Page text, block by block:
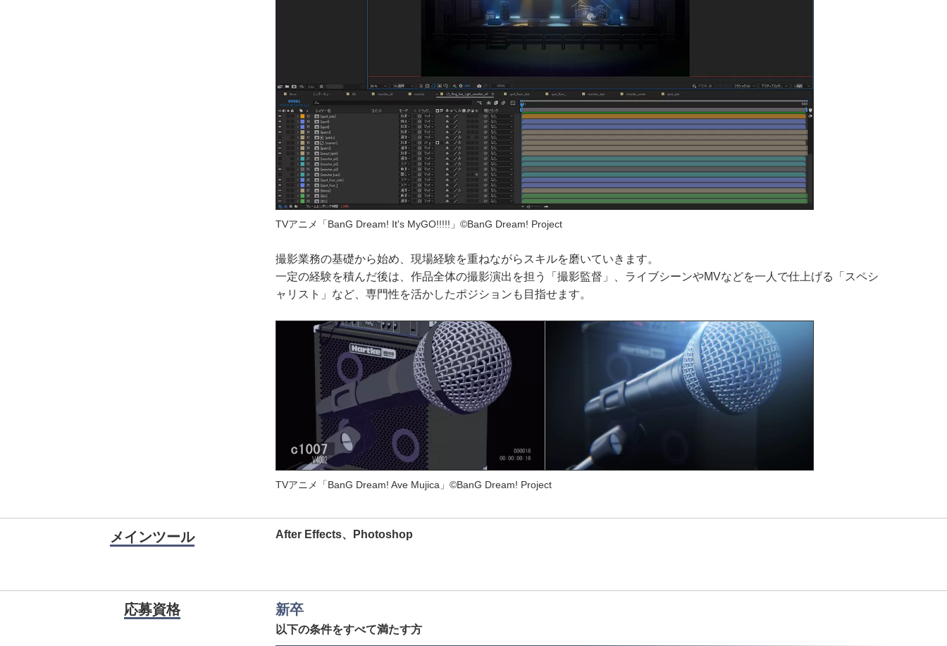
TVアニメ「BanG Dream! It's MyGO!!!!!」©BanG Dream! Project
撮影業務の基礎から始め、現場経験を重ねながらスキルを磨いていきます。
一定の経験を積んだ後は、作品全体の撮影演出を担う「撮影監督」、ライブシーンやMVなどを一人で仕上げる「スペシ
ャリスト」など、専門性を活かしたポジションも目指せます。
TVアニメ「BanG Dream! Ave Mujica」©BanG Dream! Project
メインツール After Effects、Photoshop
応募資格 新卒
以下の条件をすべて満たす方